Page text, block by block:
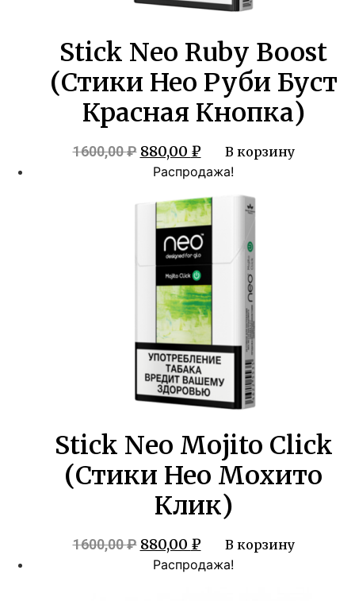
Stick Neo Ruby Boost
(Стики Нео Руби Буст
Красная Кнопка)
1600,00₽ Первоначальная
цена
составляла
1600,00 ₽.
880,00 ₽Текущая
цена:
880,00 ₽.
В корзину
Распродажа!
Stick Neo Mojito Click
(Стики Нео Мохито
Клик)
1600,00₽ Первоначальная
цена
880,00 ₽Текущая
цена:
В корзину
Распродажа!